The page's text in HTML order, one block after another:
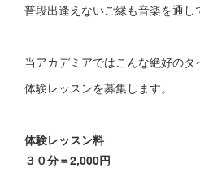
普段出逢えないご縁も音楽を通し
当アカデミアではこんな絶好の
体験レッスンを募集します。
体験レッスン料
３０分＝2,000円